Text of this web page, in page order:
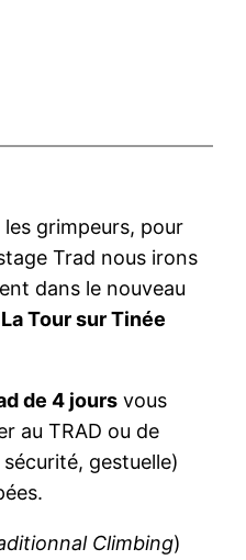
grimpeurs, pour
Trad nous irons
dans le nouveau
La Tour sur Tinée
de 4 jours vous
au TRAD ou de
gestuelle)
Climbing)